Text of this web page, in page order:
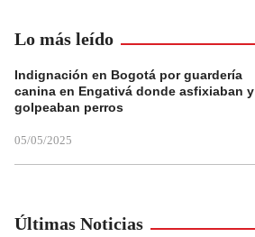
Lo más leído
Indignación en Bogotá por guardería
canina en Engativá donde asfixiaban y
golpeaban perros
05/05/2025
Últimas Noticias